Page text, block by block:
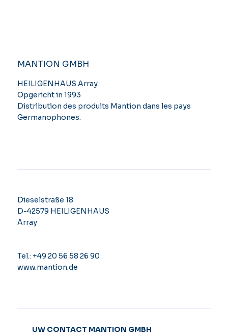
MANTION GMBH
HEILIGENHAUS Array
Opgericht in 1993
Distribution des produits Mantion dans les pays
Germanophones.
Dieselstraße 18
D-42579 HEILIGENHAUS
Array
Tel.: +49 20 56 58 26 90
www.mantion.de
UW CONTACT MANTION GMBH